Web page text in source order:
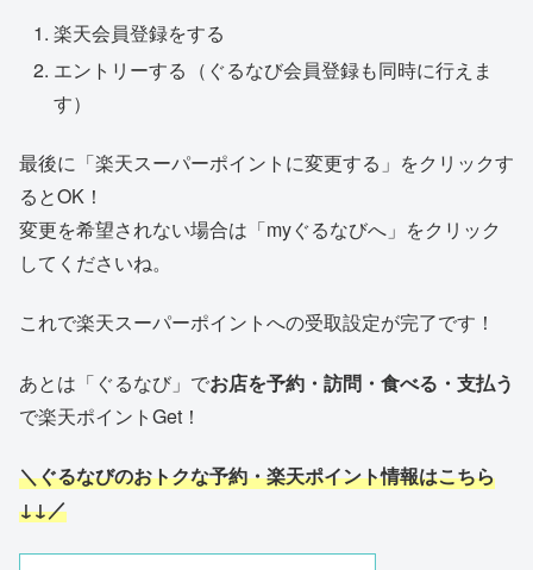
楽天会員登録をする
エントリーする （ぐるなび会員登録も同時に行えま
す）
最後に「楽天スーパーポイントに変更する」をクリックす
るとOK！
変更を希望されない場合は「myぐるなびへ」をクリック
してくださいね。
これで楽天スーパーポイントへの受取設定が完了です！
あとは「ぐるなび」でお店を予約・訪問・食べる・支払う
で楽天ポイントGet！
＼ぐるなびのおトクな予約・楽天ポイント情報はこちら
↓↓／